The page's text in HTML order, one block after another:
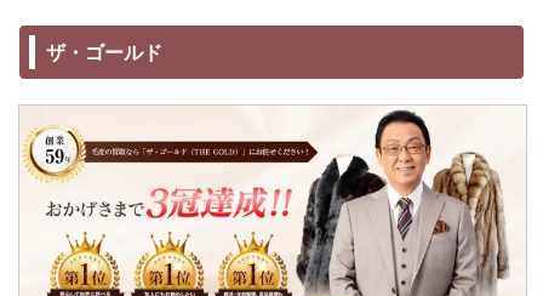
ザ・ゴールド